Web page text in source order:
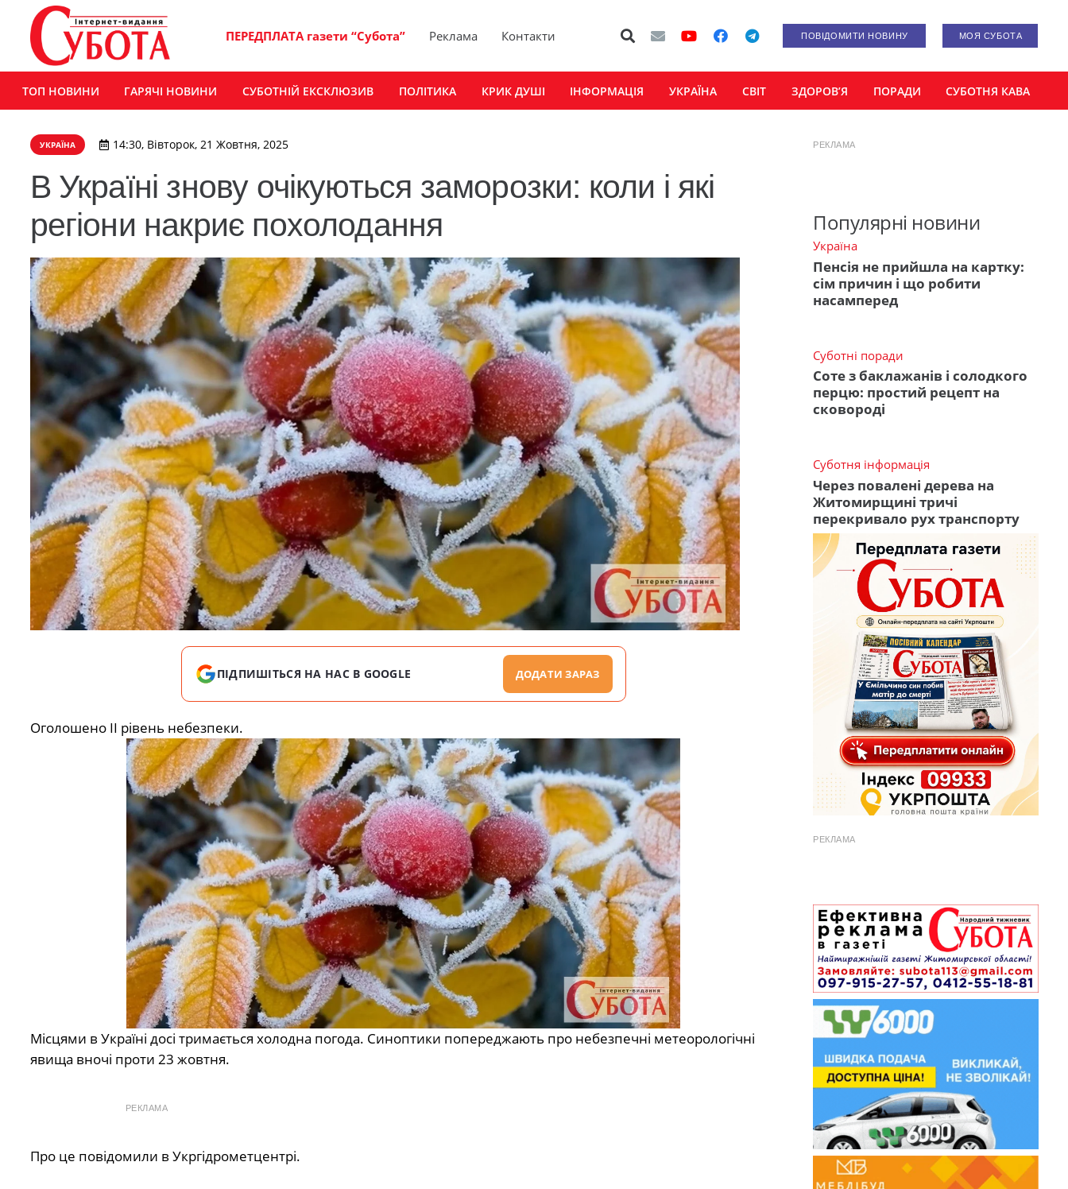
ПЕРЕДПЛАТА газети “Субота” Реклама Контакти ПОВІДОМИТИ НОВИНУ МОЯ СУБОТА
ТОП НОВИНИ ГАРЯЧІ НОВИНИ СУБОТНІЙ ЕКСКЛЮЗИВ ПОЛІТИКА КРИК ДУШІ ІНФОРМАЦІЯ УКРАЇНА СВІТ ЗДОРОВ’Я ПОРАДИ СУБОТНЯ КАВА
УКРАЇНА 14:30, Вівторок, 21 Жовтня, 2025
В Україні знову очікуються заморозки: коли і які
регіони накриє похолодання
ПІДПИШІТЬСЯ НА НАС В GOOGLE ДОДАТИ ЗАРАЗ
Оголошено ІІ рівень небезпеки.
Місцями в Україні досі тримається холодна погода. Синоптики попереджають про небезпечні метеорологічні
явища вночі проти 23 жовтня.
РЕКЛАМА
Про це повідомили в Укргідрометцентрі.
РЕКЛАМА
Популярні новини
Україна
Пенсія не прийшла на картку:
сім причин і що робити
насамперед
Суботні поради
Соте з баклажанів і солодкого
перцю: простий рецепт на
сковороді
Суботня інформація
Через повалені дерева на
Житомирщині тричі
перекривало рух транспорту
РЕКЛАМА